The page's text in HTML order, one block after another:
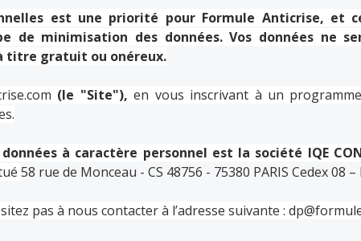
est une priorité pour Formule Anticrise,
de minimisation des données. Vos données ne
titre gratuit ou onéreux.
(le "Site"), en vous inscrivant à un
à caractère personnel est la société IQE
58 rue de Monceau - CS 48756 - 75380 PARIS Cedex 08 –
pas à nous contacter à l’adresse suivante :